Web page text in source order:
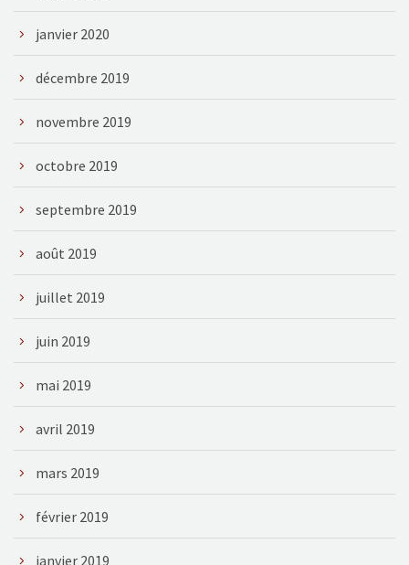
janvier 2020
décembre 2019
novembre 2019
octobre 2019
septembre 2019
août 2019
juillet 2019
juin 2019
mai 2019
avril 2019
mars 2019
février 2019
janvier 2019